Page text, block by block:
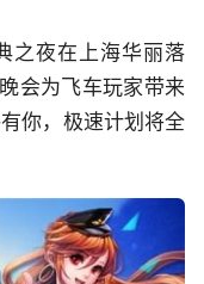
之夜在上海华丽落
会为飞车玩家带来
你，极速计划将全